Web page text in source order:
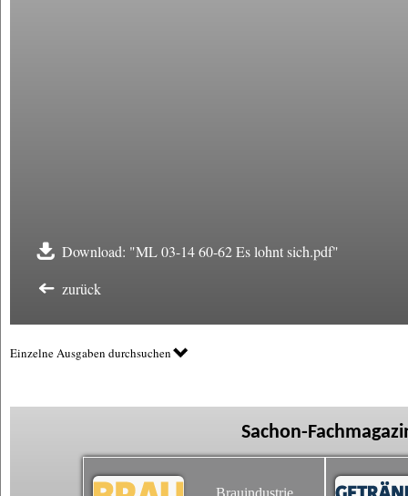
Download: "ML 03-14 60-62 Es lohnt sich.pdf"
zurück
Einzelne Ausgaben durchsuchen
Sachon-
Brauindustrie